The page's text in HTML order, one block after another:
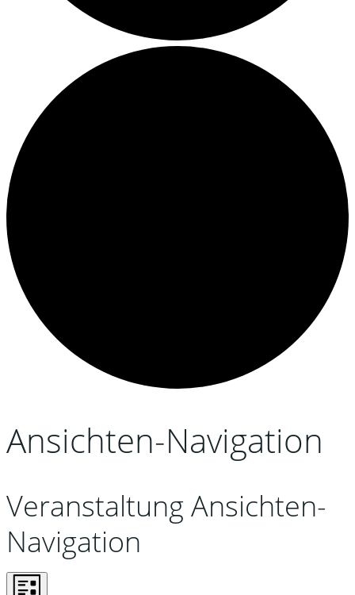
Veranstaltungen
Ansichten-Navigation
Veranstaltung Ansichten-
Navigation